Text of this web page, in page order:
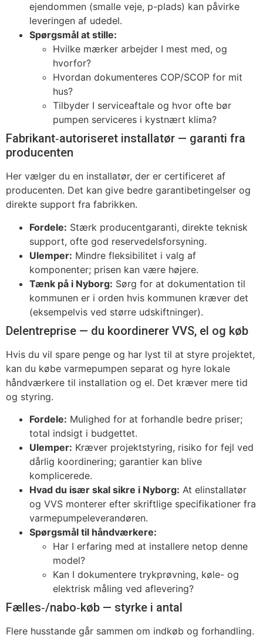
ejendommen (smalle veje, p-plads) kan påvirke
leveringen af udedel.
Spørgsmål at stille:
Hvilke mærker arbejder I mest med, og
hvorfor?
Hvordan dokumenteres COP/SCOP for mit
hus?
Tilbyder I serviceaftale og hvor ofte bør
pumpen serviceres i kystnært klima?
Fabrikant‑autoriseret installatør — garanti fra
producenten
Her vælger du en installatør, der er certificeret af
producenten. Det kan give bedre garantibetingelser og
direkte support fra fabrikken.
Fordele: Stærk producentgaranti, direkte teknisk
support, ofte god reservedelsforsyning.
Ulemper: Mindre fleksibilitet i valg af
komponenter; prisen kan være højere.
Tænk på i Nyborg: Sørg for at dokumentation til
kommunen er i orden hvis kommunen kræver det
(eksempelvis ved større udskiftninger).
Delentreprise — du koordinerer VVS, el og køb
Hvis du vil spare penge og har lyst til at styre projektet,
kan du købe varmepumpen separat og hyre lokale
håndværkere til installation og el. Det kræver mere tid
og styring.
Fordele: Mulighed for at forhandle bedre priser;
total indsigt i budgettet.
Ulemper: Kræver projektstyring, risiko for fejl ved
dårlig koordinering; garantier kan blive
komplicerede.
Hvad du især skal sikre i Nyborg: At elinstallatør
og VVS monterer efter skriftlige specifikationer fra
varmepumpeleverandøren.
Spørgsmål til håndværkere:
Har I erfaring med at installere netop denne
model?
Kan I dokumentere trykprøvning, køle- og
elektrisk måling ved aflevering?
Fælles‑/nabo‑køb — styrke i antal
Flere husstande går sammen om indkøb og forhandling.